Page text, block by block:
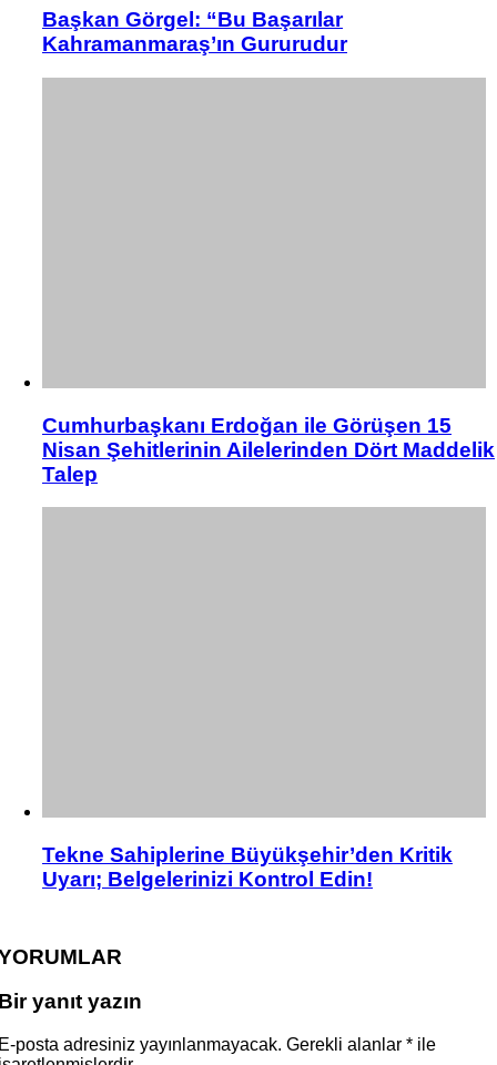
Başkan Görgel: “Bu Başarılar
Kahramanmaraş’ın Gururudur
Cumhurbaşkanı Erdoğan ile Görüşen 15
Nisan Şehitlerinin Ailelerinden Dört Maddelik
Talep
Tekne Sahiplerine Büyükşehir’den Kritik
Uyarı; Belgelerinizi Kontrol Edin!
yanıt yazın
posta adresiniz yayınlanmayacak. Gerekli alanlar * ile